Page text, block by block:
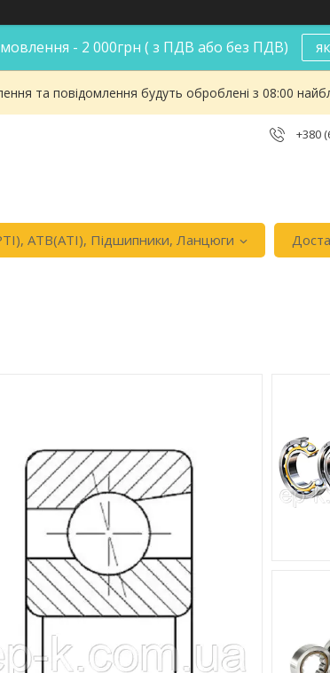
- 2 000грн ( з ПДВ або без ПДВ)
та повідомлення будуть оброблені з 08:00
+380
АТВ(АТI), Пiдшипники, Ланцюги